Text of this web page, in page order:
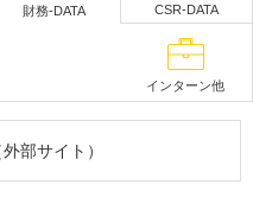
財務-DATA CSR-DATA
インターン他
部サイト）